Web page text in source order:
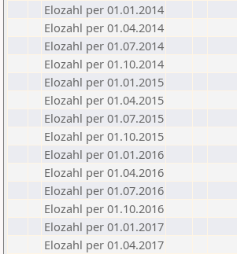
Elozahl per 01.01.2014
Elozahl per 01.04.2014
Elozahl per 01.07.2014
Elozahl per 01.10.2014
Elozahl per 01.01.2015
Elozahl per 01.04.2015
Elozahl per 01.07.2015
Elozahl per 01.10.2015
Elozahl per 01.01.2016
Elozahl per 01.04.2016
Elozahl per 01.07.2016
Elozahl per 01.10.2016
Elozahl per 01.01.2017
Elozahl per 01.04.2017